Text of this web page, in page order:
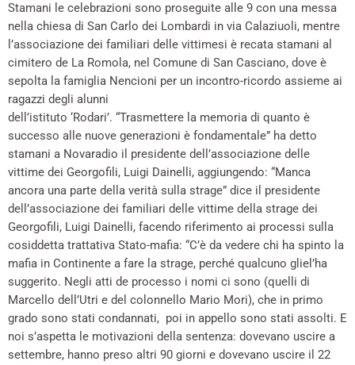
Stamani le celebrazioni sono proseguite alle 9 con una messa
nella chiesa di San Carlo dei Lombardi in via Calaziuoli, mentre
l’associazione dei familiari delle vittimesi è recata stamani al
cimitero de La Romola, nel Comune di San Casciano, dove è
sepolta la famiglia Nencioni per un incontro-ricordo assieme ai
ragazzi degli alunni
dell’istituto ‘Rodari’. “Trasmettere la memoria di quanto è
successo alle nuove generazioni è fondamentale” ha detto
stamani a Novaradio il presidente dell’associazione delle
vittime dei Georgofili, Luigi Dainelli, aggiungendo: “Manca
ancora una parte della verità sulla strage” dice il presidente
dell’associazione dei familiari delle vittime della strage dei
Georgofili, Luigi Dainelli, facendo riferimento ai processi sulla
cosiddetta trattativa Stato-mafia: “C’è da vedere chi ha spinto la
mafia in Continente a fare la strage, perché qualcuno gliel’ha
suggerito. Negli atti de processo i nomi ci sono (quelli di
Marcello dell’Utri e del colonnello Mario Mori), che in primo
grado sono stati condannati, poi in appello sono stati assolti. E
noi s’aspetta le motivazioni della sentenza: dovevano uscire a
settembre, hanno preso altri 90 giorni e dovevano uscire il 22